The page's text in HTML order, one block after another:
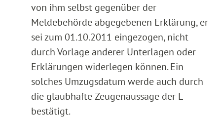
von ihm selbst gegenüber der
Meldebehörde abgegebenen Erklärung, er
sei zum 01.10.2011 eingezogen, nicht
durch Vorlage anderer Unterlagen oder
Erklärungen widerlegen können. Ein
solches Umzugsdatum werde auch durch
die glaubhafte Zeugenaussage der L
bestätigt.